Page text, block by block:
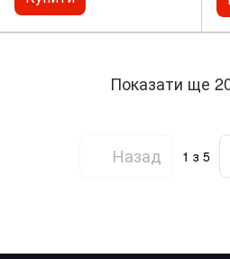
Показати ще
Назад 1 з 5